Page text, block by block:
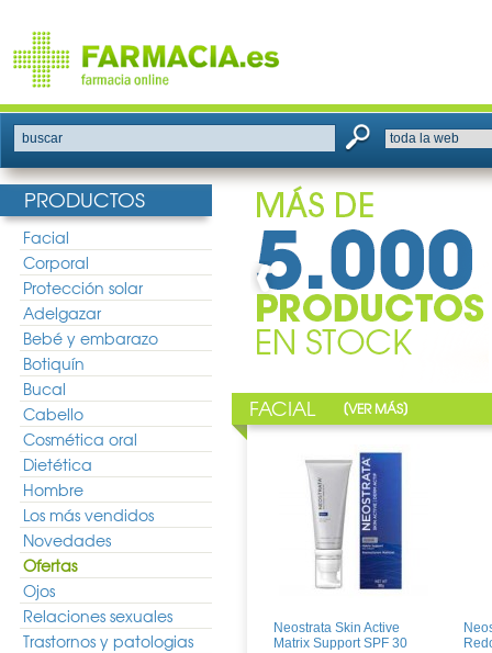
buscar
PRODUCTOS
Facial
Corporal
Protección solar
Adelgazar
Bebé y embarazo
Botiquín
Bucal
Cabello
Cosmética oral
Dietética
Hombre
Los más vendidos
Novedades
Ofertas
Ojos
Relaciones sexuales
Trastornos y patologias
FACIAL [VER MÁS]
Neostrata Skin Active
Matrix Support SPF 30